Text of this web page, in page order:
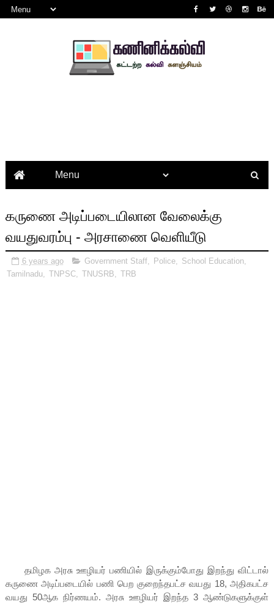
கருணை அடிப்படையிலான வேலைக்கு
வயதுவரம்பு - அரசாணை வெளியீடு
6 years ago Government Staff, Police, School Education,
Tamilnadu
TNPSC, TNUSRB TRB
தமிழக அரசு ஊழியர் பணியில் இருக்கும்போது இறந்து விட்டால்
கருணை அடிப்படையில் பணி பெற குறைந்தபட்ச வயது 18, அதிகபட்ச
வயது 50ஆக நிர்ணயம். அரசு ஊழியர் இறந்த 3 ஆண்டுகளுக்குள்